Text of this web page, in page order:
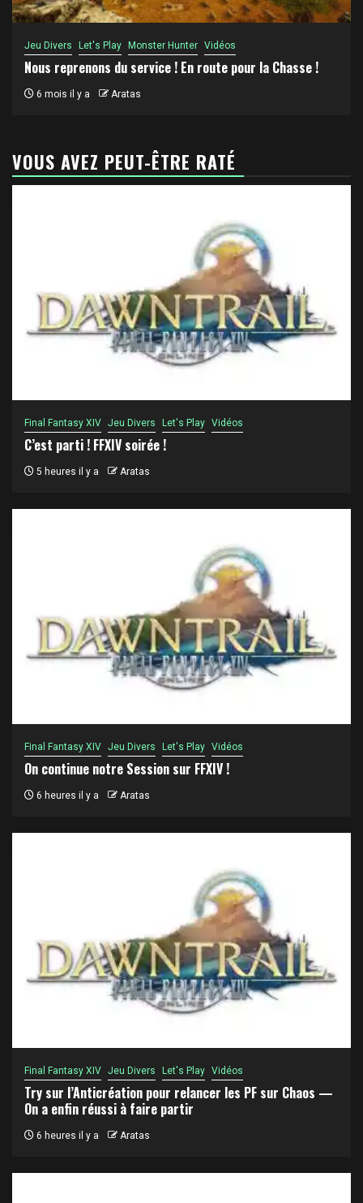
Jeu Divers Let's Play Monster Hunter Vidéos
Nous reprenons du service ! En route pour la Chasse !
6 mois il y a Aratas
VOUS AVEZ PEUT-ÊTRE RATÉ
Final Fantasy XIV Jeu Divers Let's Play Vidéos
C’est parti ! FFXIV soirée !
5 heures il y a Aratas
Final Fantasy XIV Jeu Divers Let's Play Vidéos
On continue notre Session sur FFXIV !
6 heures il y a Aratas
Final Fantasy XIV Jeu Divers Let's Play Vidéos
Try sur l’Anticréation pour relancer les PF sur Chaos —
On a enfin réussi à faire partir
6 heures il y a Aratas